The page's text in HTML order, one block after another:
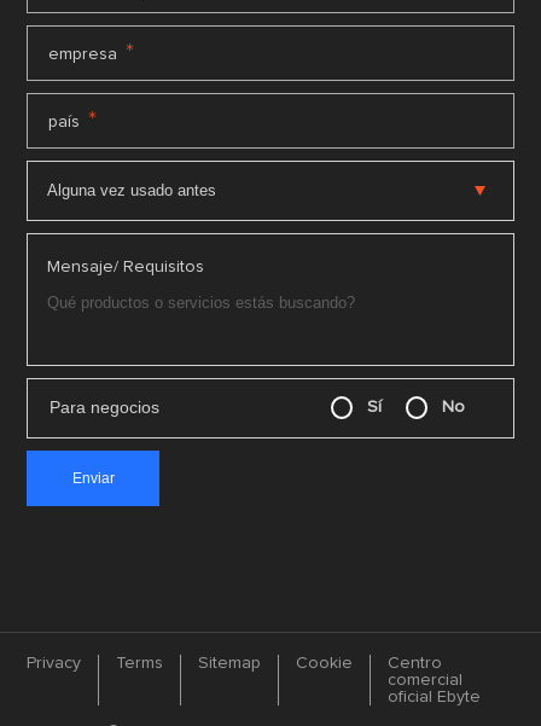
empresa *
país *
Mensaje/ Requisitos
Para negocios Sí No
Privacy Terms Sitemap Cookie
Centro
comercial
oficial Ebyte